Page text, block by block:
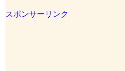
スポンサーリンク